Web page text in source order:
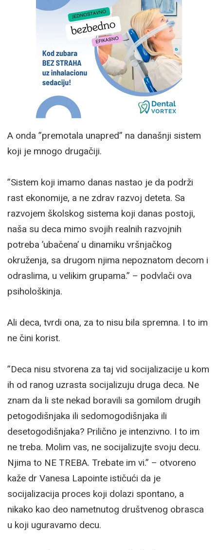
A onda ”premotala unapred” na današnji sistem
koji je mnogo drugačiji.
”Sistem koji imamo danas nastao je da podrži
rast ekonomije, a ne zdrav razvoj deteta. Sa
razvojem školskog sistema koji danas postoji,
naša su deca mimo svojih realnih razvojnih
potreba ’ubačena’ u dinamiku vršnjačkog
okruženja, sa drugom njima nepoznatom decom i
odraslima, u velikim grupama.” – podvlači ova
psihološkinja.
Ali deca, tvrdi ona, za to nisu bila spremna. I to im
ne čini korist.
”Deca nisu stvorena za taj vid socijalizacije u kom
ih od ranog uzrasta socijalizuju druga deca. Ne
znam da li ste nekad boravili sa gomilom drugih
petogodišnjaka ili sedomogodišnjaka ili
desetogodišnjaka? Prilično je intenzivno. I to im
ne treba. Molim vas, ne socijalizujte svoju decu.
Njima to NE TREBA. Trebate im vi.” – otvoreno
kaže dr Vanesa Lapointe ističući da je
socijalizacija proces koji dolazi spontano, a
nikako kao deo nametnutog društvenog obrasca
u koji uguravamo decu.